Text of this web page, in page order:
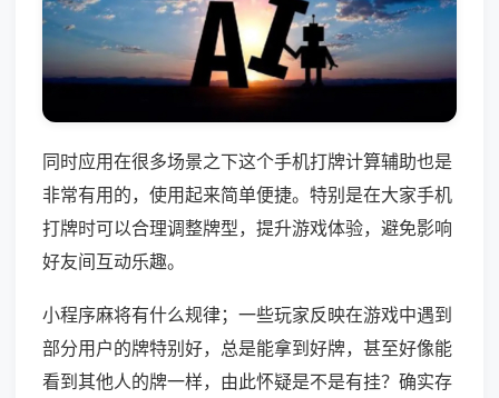
同时应用在很多场景之下这个手机打牌计算辅助也是
非常有用的，使用起来简单便捷。特别是在大家手机
打牌时可以合理调整牌型，提升游戏体验，避免影响
好友间互动乐趣。
小程序麻将有什么规律；一些玩家反映在游戏中遇到
部分用户的牌特别好，总是能拿到好牌，甚至好像能
看到其他人的牌一样，由此怀疑是不是有挂？确实存